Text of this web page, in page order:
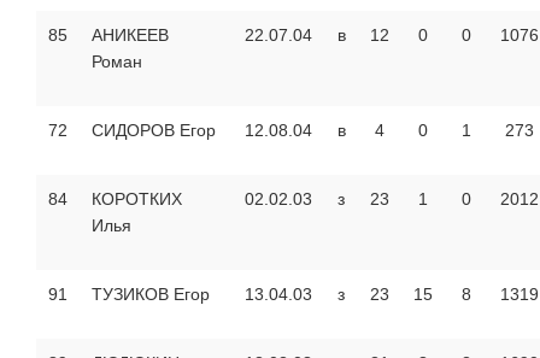
85
АНИКЕЕВ
Роман
22.07.04 в 12 0 0 1076
72 СИДОРОВ Егор 12.08.04 в 4 0 1 273
84
КОРОТКИХ
Илья
02.02.03 з 23 1 0 2012
91 ТУЗИКОВ Егор 13.04.03 з 23 15 8 1319